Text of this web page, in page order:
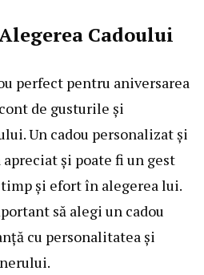
Cadoului
perfect pentru aniversarea
de gusturile și
Un cadou personalizat și
și poate fi un gest
timp și efort în alegerea lui.
să alegi un cadou
cu personalitatea și